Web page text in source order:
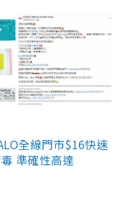
全線門市$16快速
準確性高達